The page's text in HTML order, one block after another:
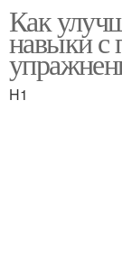
Как
навыки с
H1